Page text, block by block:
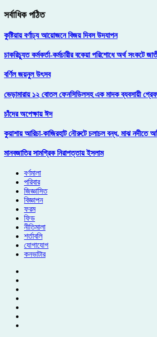
সর্বাধিক পঠিত
কুষ্টিয়ায় বর্ণাঢ্য আয়োজনে বিজয় দিবস উদযাপন
চাকরিচ্যুত কর্মকর্তা-কর্মচারীর বকেয়া পরিশোধে অর্থ সংকটে
বর্ণিল জয়নুল উৎসব
ভেড়ামারায় ১২ বোতল ফেনসিডিলসহ এক মাদক ব্যবসায়ী
চাঁদের অপেক্ষায় ঈদ
কুয়াশায় আরিচা-কাজিরহাট নৌরুটে চলাচল বন্ধ, মাঝ নদীতে
মানবজাতির সামগ্রিক নিরাপত্তায় ইসলাম
বর্ণমালা
পরিবার
জিজ্ঞাসিত
বিজ্ঞাপন
ফরম
ফিড
নীতিমালা
শর্তাবলি
যোগাযোগ
কনভাটার